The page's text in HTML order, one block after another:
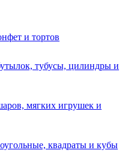
и тортов
тубусы, цилиндры и
мягких игрушек и
квадраты и кубы